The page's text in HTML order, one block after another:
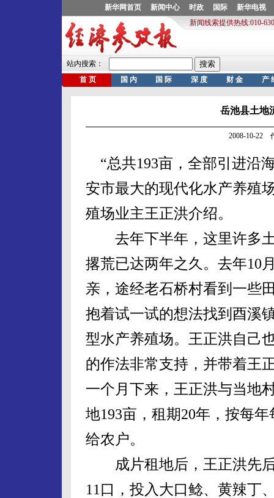
岳池县土地
2008-10-22
“总共193亩，全部引进沿
安市最大的现代化水产养殖
殖场业主王正洪介绍。
去年下半年，这里许多土
撂荒已达两年之久。去年10
亲，途经老石桥村看到一些
抱着试一试的想法找到酉溪
型水产养殖场。王正洪自己
的作法非常支持，并带着王
一个月下来，王正洪与当地
地193亩，租期20年，按每
给农户。
成片租地后，王正洪先后
11口，投入大口鲶、黄辣丁